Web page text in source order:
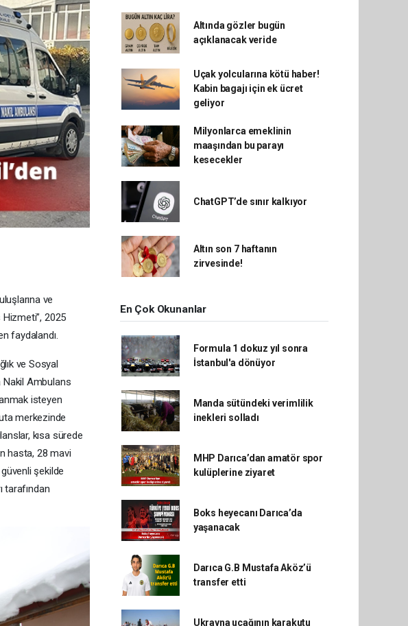
ve
Hizmeti”, 2025
faydalandı.
ve Sosyal
Nakil Ambulans
isteyen
merkezinde
kısa sürede
hasta, 28 mavi
şekilde
tarafından
Altında gözler bugün
açıklanacak veride
Uçak yolcularına kötü haber!
Kabin bagajı için ek ücret
geliyor
Milyonlarca emeklinin
maaşından bu parayı
kesecekler
ChatGPT’de sınır kalkıyor
Altın son 7 haftanın
zirvesinde!
En Çok Okunanlar
Formula 1 dokuz yıl sonra
İstanbul'a dönüyor
Manda sütündeki verimlilik
inekleri solladı
MHP Darıca’dan amatör spor
kulüplerine ziyaret
Boks heyecanı Darıca’da
yaşanacak
Darıca G.B Mustafa Aköz’ü
transfer etti
Ukrayna uçağının karakutu